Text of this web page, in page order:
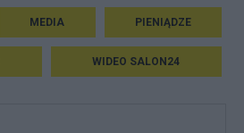
MEDIA PIENIĄDZE
WIDEO SALON24